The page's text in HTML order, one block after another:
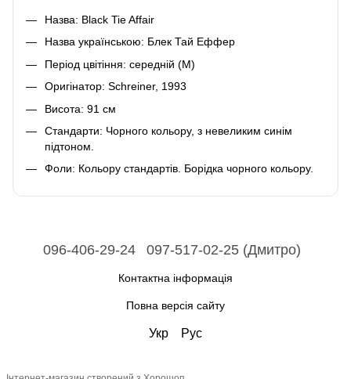
Назва: Black Tie Affair
Назва українською: Блек Тай Еффер
Період цвітіння: середній (М)
Оригінатор: Schreiner, 1993
Висота: 91 см
Стандарти: Чорного кольору, з невеликим синім
підтоном.
Фоли: Кольору стандартів. Борідка чорного кольору.
096-406-29-24 097-517-02-25 (Дмитро)
Контактна інформація
Повна версія сайту
Укр Рус